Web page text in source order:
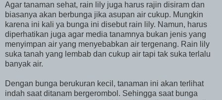
Agar tanaman sehat, rain lily juga harus rajin disiram dan
biasanya akan berbunga jika asupan air cukup. Mungkin
karena ini kali ya bunga ini disebut rain lily. Namun, harus
diperhatikan juga agar media tanamnya bukan jenis yang
menyimpan air yang menyebabkan air tergenang. Rain lily
suka tanah yang lembab dan cukup air tapi tak suka terlalu
banyak air.
Dengan bunga berukuran kecil, tanaman ini akan terlihat
indah saat ditanam bergerombol. Sehingga saat bunga